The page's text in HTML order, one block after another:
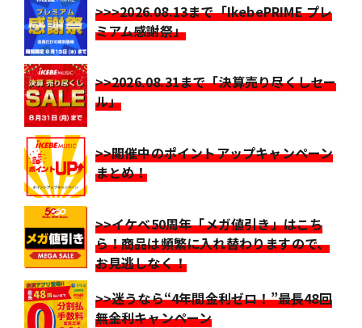
>>>2026.08.13まで「IkebePRIME プレ
ミアム感謝祭」
>>2026.08.31まで「決算売り尽くしセー
ル」
>>開催中のポイントアップキャンペーン
まとめ！
>>イケベ50周年「メガ値引き」はこち
ら！商品は頻繁に入れ替わりますので、
お見逃しなく！
>>迷うなら“4年間金利ゼロ！”最長48回
無金利キャンペーン